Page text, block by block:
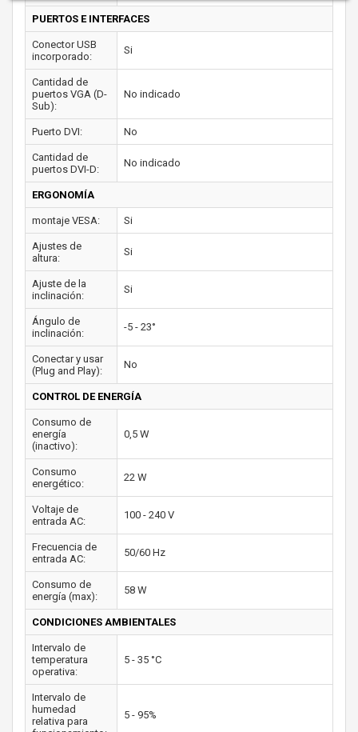
PUERTOS E INTERFACES
Conector USB
incorporado:
Si
Cantidad de
puertos VGA (D-
Sub):
No indicado
Puerto DVI: No
Cantidad de
puertos DVI-D:
No indicado
ERGONOMÍA
montaje VESA: Si
Ajustes de
altura:
Si
Ajuste de la
inclinación:
Si
Ángulo de
inclinación:
-5 - 23°
Conectar y usar
(Plug and Play):
No
CONTROL DE ENERGÍA
Consumo de
energía
(inactivo):
0,5 W
Consumo
energético:
22 W
Voltaje de
entrada AC:
100 - 240 V
Frecuencia de
entrada AC:
50/60 Hz
Consumo de
energía (max):
58 W
CONDICIONES AMBIENTALES
Intervalo de
temperatura
operativa:
5 - 35 °C
Intervalo de
humedad
relativa para
5 - 95%